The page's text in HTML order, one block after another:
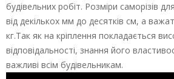
будівельних робіт. Розміри саморізів
від декількох мм до десятків см, а
кг.Так як на кріплення покладається
відповідальності, знання його
важливі всім будівельникам.